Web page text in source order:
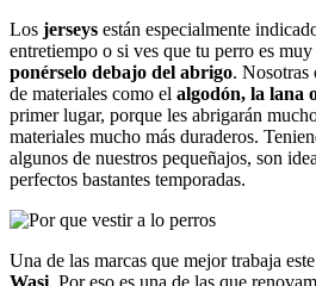
Los jerseys están especialmente
entretiempo o si ves que tu perro es
ponérselo debajo del abrigo. Nosotras
de materiales como el algodón, la lana
primer lugar, porque les abrigarán
materiales mucho más duraderos.
algunos de nuestros pequeñajos, son
perfectos bastantes temporadas.
Una de las marcas que mejor trabaja
Wasi. Por eso es una de las que